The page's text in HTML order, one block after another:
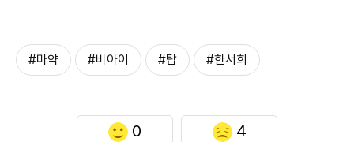
#마약 #비아이 #탑 #한서희
0 4